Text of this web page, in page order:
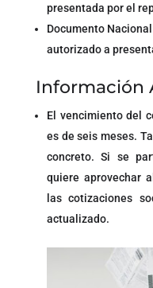
presentada por el
Documento
autorizado a
Información
El vencimiento del
es de seis meses.
concreto. Si se
quiere aprovechar
las cotizaciones
actualizado.